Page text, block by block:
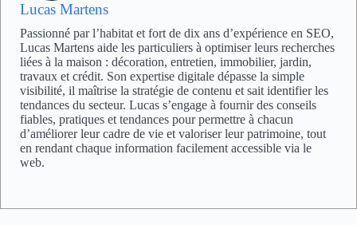
Lucas Martens
Passionné par l’habitat et fort de dix ans d’expérience en SEO,
Lucas Martens aide les particuliers à optimiser leurs recherches
liées à la maison : décoration, entretien, immobilier, jardin,
travaux et crédit. Son expertise digitale dépasse la simple
visibilité, il maîtrise la stratégie de contenu et sait identifier les
tendances du secteur. Lucas s’engage à fournir des conseils
fiables, pratiques et tendances pour permettre à chacun
d’améliorer leur cadre de vie et valoriser leur patrimoine, tout
en rendant chaque information facilement accessible via le
web.